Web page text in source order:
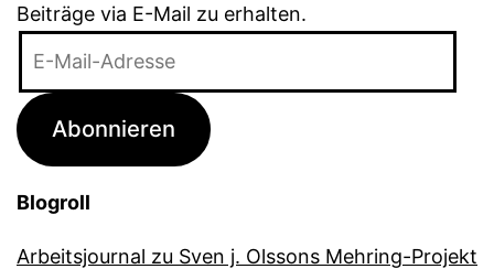
Beiträge via E-Mail zu erhalten.
Adresse
Abonnieren
Blogroll
Arbeitsjournal zu Sven j. Olssons Mehring-Projekt